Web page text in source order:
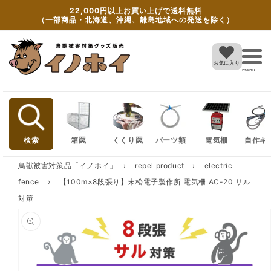
content
22,000円以上お買い上げで送料無料
（一部商品・北海道、沖縄、離島地域への発送を除く）
お気に入り
menu
検索 箱罠 くくり罠 パーツ類 電気柵 自作キ
鳥獣被害対策品「イノホイ」 › repel product ›
electric
fence
›
【100m×8段張り】末松電子製作所 電気柵 AC-20 サル
対策
product